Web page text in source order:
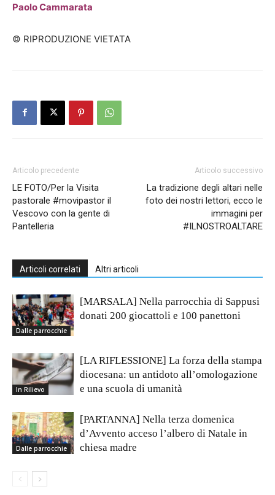
Paolo Cammarata
© RIPRODUZIONE VIETATA
Articolo precedente
LE FOTO/Per la Visita
pastorale #movipastor il
Vescovo con la gente di
Pantelleria
Articolo successivo
La tradizione degli altari nelle
foto dei nostri lettori, ecco le
immagini per
#ILNOSTROALTARE
Articoli correlati Altri articoli
Dalle parrocchie
[MARSALA] Nella parrocchia di Sappusi
donati 200 giocattoli e 100 panettoni
In Rilievo
[LA RIFLESSIONE] La forza della stampa
diocesana: un antidoto all’omologazione
e una scuola di umanità
Dalle parrocchie
[PARTANNA] Nella terza domenica
d’Avvento acceso l’albero di Natale in
chiesa madre